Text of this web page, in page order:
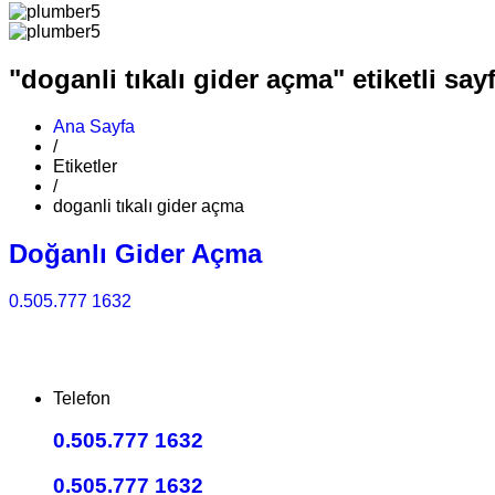
"doganli tıkalı gider açma" etiketli
Ana Sayfa
/
Etiketler
/
doganli tıkalı gider açma
Doğanlı Gider Açma
0.505.777 1632
Telefon
0.505.777 1632
0.505.777 1632